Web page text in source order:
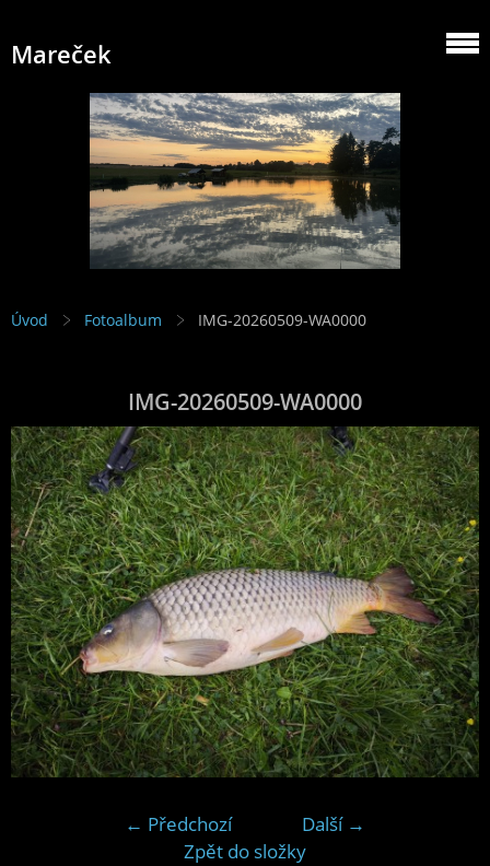
Mareček
Úvod Fotoalbum IMG-20260509-WA0000
IMG-20260509-WA0000
← Předchozí
Další →
Zpět do složky